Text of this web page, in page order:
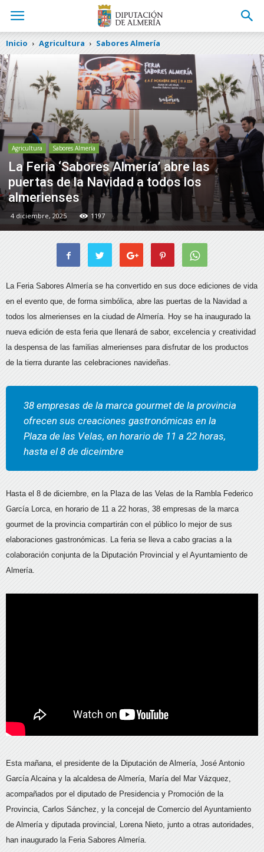
Inicio Agricultura Sabores Almería
Agricultura Sabores Almería
La Feria ‘Sabores Almería’ abre las
puertas de la Navidad a todos los
almerienses
4 diciembre, 2025 1197
La Feria Sabores Almería se ha convertido en sus doce ediciones de vida
en el evento que, de forma simbólica, abre las puertas de la Navidad a
todos los almerienses en la ciudad de Almería. Hoy se ha inaugurado la
nueva edición de esta feria que llenará de sabor, excelencia y creatividad
la despensa de las familias almerienses para disfrutar de los productos
de la tierra durante las celebraciones navideñas.
38 empresas de la marca gourmet de la provincia
ofrecen sus creaciones gastronómicas en la
Plaza de las Velas, en horario de 11 a 22 horas,
hasta el 8 de diceimbre
Hasta el 8 de diciembre, en la Plaza de las Velas de la Rambla Federico
García Lorca, en horario de 11 a 22 horas, 38 empresas de la marca
gourmet de la provincia compartirán con el público lo mejor de sus
elaboraciones gastronómicas. La feria se lleva a cabo gracias a la
colaboración conjunta de la Diputación Provincial y el Ayuntamiento de
Almería.
Esta mañana, el presidente de la Diputación de Almería, José Antonio
García Alcaina y la alcaldesa de Almería, María del Mar Vázquez,
acompañados por el diputado de Presidencia y Promoción de la
Provincia, Carlos Sánchez, y la concejal de Comercio del Ayuntamiento
de Almería y diputada provincial, Lorena Nieto, junto a otras autoridades,
han inaugurado la Feria Sabores Almería.